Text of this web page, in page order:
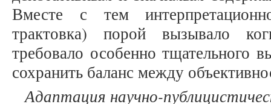
Вместе с тем
трактовка) порой вызывало
требовало особенно тщательного
сохранить баланс между
Адаптация научно-